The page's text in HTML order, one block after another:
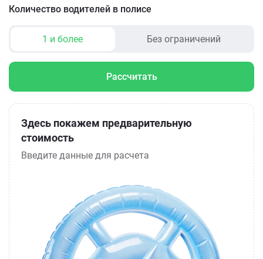
Количество водителей в полисе
1 и более Без ограничений
Рассчитать
Здесь покажем предварительную
стоимость
Введите данные для расчета